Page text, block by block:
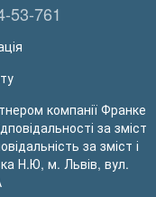
53-761
компанії Франке
за зміст
за зміст і
Н.Ю, м. Львів, вул.